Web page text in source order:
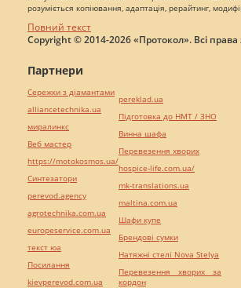
розуміється копіювання, адаптація, рерайтинг,
Повний текст
Copyright © 2014-2026 «Протокол». Всі права
Партнери
Сережки з діамантами
alliancetechnika.ua
миралинкс
Веб мастер
https://motokosmos.ua/
Синтезатори
perevod.agency
agrotechnika.com.ua
europeservice.com.ua
текст юа
Посилання
kievperevod.com.ua
pereklad.ua
Підготовка до НМТ / ЗНО
Винна шафа
Перевезення хворих
hospice-life.com.ua/
mk-translations.ua
maltina.com.ua
Шафи купе
Брендові сумки
Натяжні стелі Nova Stelya
Перевезення хворих за
кордон